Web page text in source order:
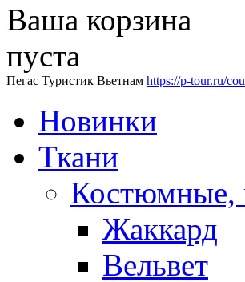
Ваша корзина
пуста
Пегас Туристик Вьетнам https://p-tour.ru/
Новинки
Ткани
Костюмные,
Жаккард
Вельвет